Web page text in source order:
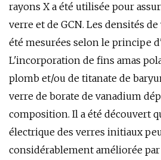
rayons X a été utilisée pour
verre et de GCN. Les densités
été mesurées selon le principe
L'incorporation de fins amas
plomb et/ou de titanate de
verre de borate de vanadium
composition. Il a été découvert
électrique des verres initiaux
considérablement améliorée